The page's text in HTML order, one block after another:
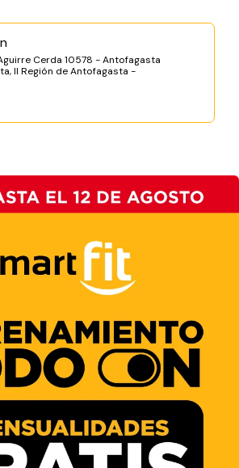
Cerda 10578 - Antofagasta
II Región de Antofagasta -